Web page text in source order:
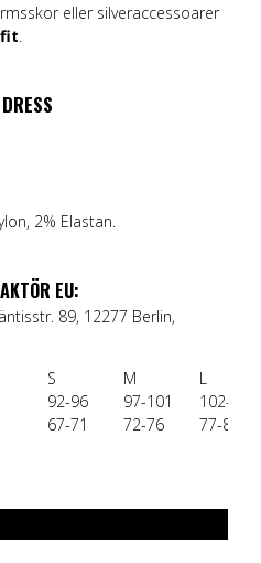
eller silveraccessoarer
.
2% Elastan.
EU:
89, 12277 Berlin,
S M
L
92-96 97-101
102-106
67-71 72-76 77-81